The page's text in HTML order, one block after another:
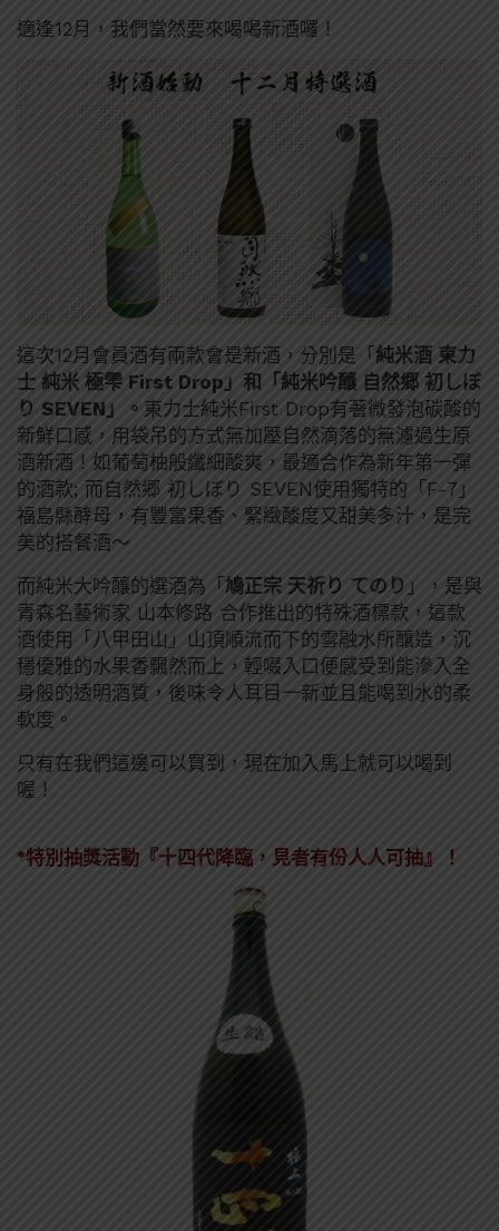
適逢12月，我們當然要來喝喝新酒囉！
這次12月會員酒有兩款會是新酒，分別是「 純米酒 東力
士 純米 極雫 First Drop」和「 純米吟釀 自然郷 初しぼ
り SEVEN 」。 東力士純米First Drop有著微發泡碳酸的
新鮮口感，用袋吊的方式無加壓自然滴落的無濾過生原
酒新酒！如葡萄柚般纖細酸爽，最適合作為新年第一彈
的酒款; 而 自然郷 初しぼり SEVEN使用獨特的「F-7」
福島縣酵母，有豐富果香、緊緻酸度又甜美多汁，是完
美的搭餐酒～
而純米大吟釀的選酒為「 鳩正宗 天祈り てのり 」， 是與
青森名藝術家 山本修路 合作推出的特殊酒標款， 這款
酒使用「八甲田山」山頂順流而下的雪融水所釀造， 沉
穩優雅的水果香飄然而上，輕啜入口便感受到能滲入全
身般的透明酒質，後味令人耳目一新並且能喝到水的柔
軟度。
只有在我們這邊可以買到，現在加入馬上就可以喝到
喔！
*特別抽獎活動 『十四代降臨，見者有份人人可抽』！